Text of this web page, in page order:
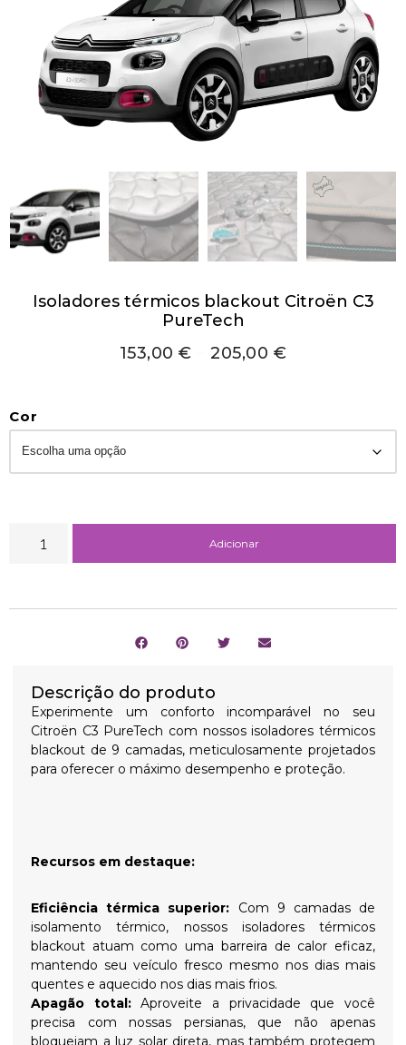
Isoladores térmicos blackout Citroën C3
PureTech
153,00€ 205,00 €
Cor
Adicionar
Descrição do produto
Experimente um conforto incomparável no seu
Citroën C3 PureTech com nossos isoladores térmicos
blackout de 9 camadas, meticulosamente projetados
para oferecer o máximo desempenho e proteção.
Recursos em destaque:
Eficiência térmica superior: Com 9 camadas de
isolamento térmico, nossos isoladores térmicos
blackout atuam como uma barreira de calor eficaz,
mantendo seu veículo fresco mesmo nos dias mais
quentes e aquecido nos dias mais frios.
Apagão total:Aproveite a privacidade que você
precisa com nossas persianas, que não apenas